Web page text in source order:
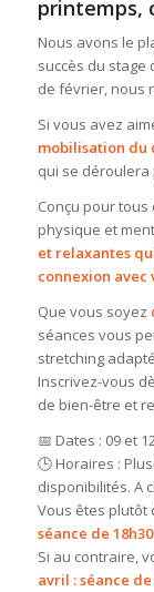
printemps,
Nous avons le
succès du stage
de février, nous
Si vous avez
mobilisation du
qui se déroulera
Conçu pour
physique et
et relaxantes
connexion avec
Que vous soyez
séances vous
stretching
Inscrivez-vous
de bien-être et
📅 Dates : 09 et
🕒 Horaires :
disponibilités. A
Vous êtes plutôt
séance de
Si au contraire,
avril : séance de